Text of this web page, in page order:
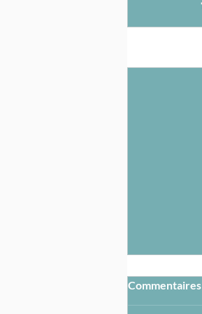
Commentaires